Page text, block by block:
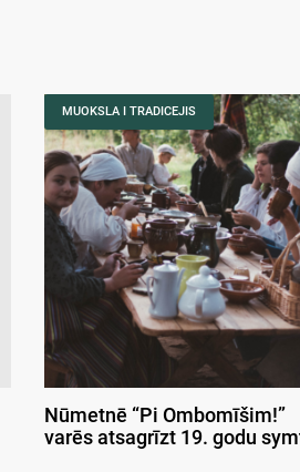
MUOKSLA I TRADICEJIS
Nūmetnē “Pi Ombomīšim!”
varēs atsagrīzt 19. godu